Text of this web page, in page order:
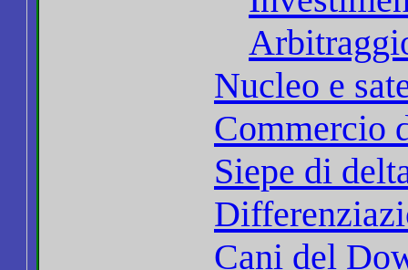
Nucleo e
Commercio
Siepe di
Cani del